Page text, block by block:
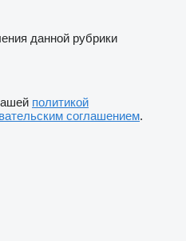
данной рубрики
политикой
соглашением.